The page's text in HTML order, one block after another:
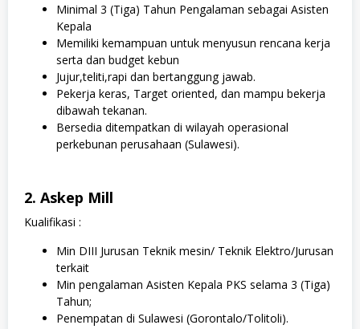
Minimal 3 (Tiga) Tahun Pengalaman sebagai Asisten
Kepala
Memiliki kemampuan untuk menyusun rencana kerja
serta dan budget kebun
Jujur,teliti,rapi dan bertanggung jawab.
Pekerja keras, Target oriented, dan mampu bekerja
dibawah tekanan.
Bersedia ditempatkan di wilayah operasional
perkebunan perusahaan (Sulawesi).
2. Askep Mill
Kualifikasi :
Min DIII Jurusan Teknik mesin/ Teknik Elektro/Jurusan
terkait
Min pengalaman Asisten Kepala PKS selama 3 (Tiga)
Tahun;
Penempatan di Sulawesi (Gorontalo/Tolitoli).